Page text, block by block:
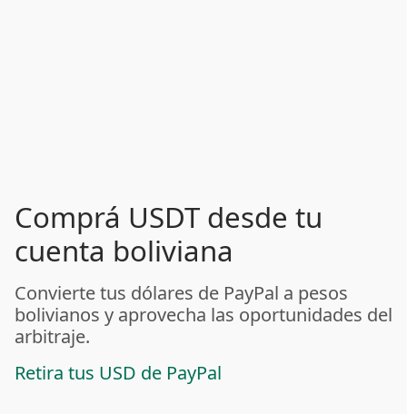
Comprá USDT desde tu
cuenta boliviana
Convierte tus dólares de PayPal a pesos
bolivianos y aprovecha las oportunidades del
arbitraje.
Retira tus USD de PayPal